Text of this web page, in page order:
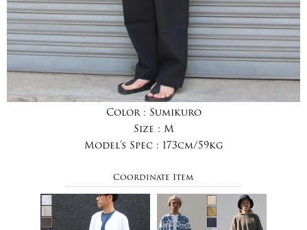
Color : Sumikuro
Size : M
Model's Spec : 173cm/59kg
Coordinate Item